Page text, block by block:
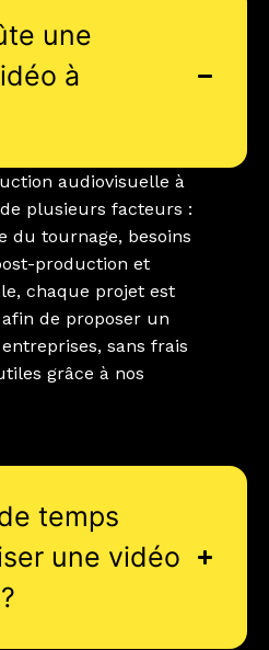
une
à
audiovisuelle à
plusieurs facteurs :
du tournage, besoins
production et
chaque projet est
de proposer un
sans frais
grâce à nos
temps
une vidéo